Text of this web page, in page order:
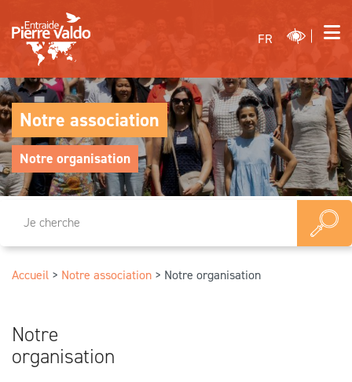
FR
Notre association
Notre organisation
Accueil > Notre association > Notre organisation
Notre
organisation